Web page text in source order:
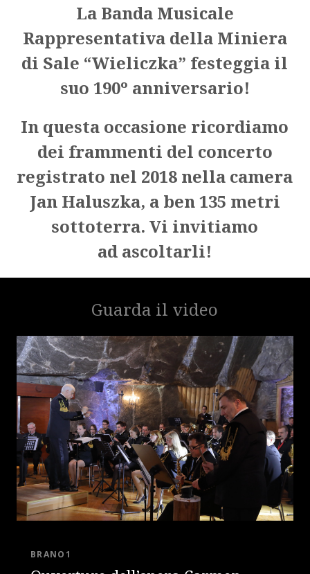
La Banda Musicale
Rappresentativa della Miniera
di Sale “Wieliczka” festeggia il
suo 190º anniversario!
In questa occasione ricordiamo
dei frammenti del concerto
registrato nel 2018 nella camera
Jan Haluszka, a ben 135 metri
sottoterra. Vi invitiamo
ad ascoltarli!
Guarda il video
BRANO1